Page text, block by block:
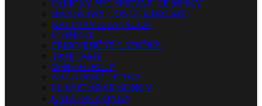
PALIČKY PRE SPIEVAJÚCE MISKY
HANDPANY, TONGUE DRUMY
KALIMBY A SANSULY
CHIMESY
FREKVENČNÉ LADIČKY
TAM-TAMY
WIND GONGY
NALADENÉ GONGY
PLANETÁRNE GONGY
OSTATNÉ GONGY